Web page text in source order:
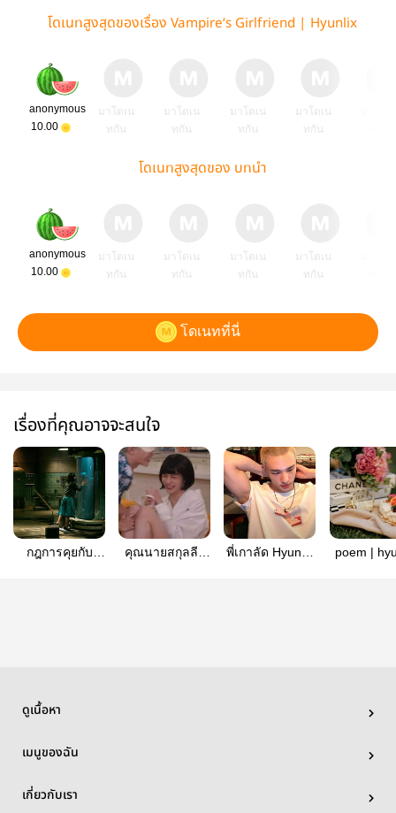
โดเนทสูงสุดของเรื่อง Vampire‘s Girlfriend | Hyunlix
anonymous
10.00
มาโดเน
ทกัน
มาโดเน
ทกัน
มาโดเน
ทกัน
มาโดเน
ทกัน
โดเนทสูงสุดของ บทนำ
anonymous
10.00
มาโดเน
ทกัน
มาโดเน
ทกัน
มาโดเน
ทกัน
มาโดเน
ทกัน
โดเนทที่นี่
เรื่องที่คุณอาจจะสนใจ
กฎการคุยกับ
คุณนายสกุลลี |
พี่เกาลัด Hyunlix
poem |
ดูเนื้อหา
เมนูของฉัน
เกี่ยวกับเรา